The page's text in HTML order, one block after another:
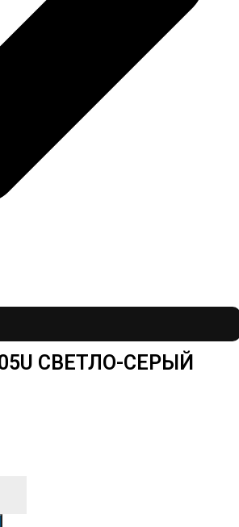
CВЕТЛО-СЕРЫЙ